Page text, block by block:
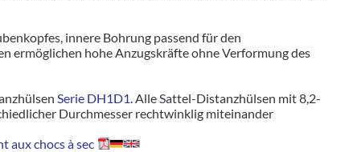
innere Bohrung passend für den
ermöglichen hohe Anzugskräfte ohne Verformung des
Serie DH1D1. Alle Sattel-Distanzhülsen mit 8,2-
Durchmesser rechtwinklig miteinander
aux chocs à sec